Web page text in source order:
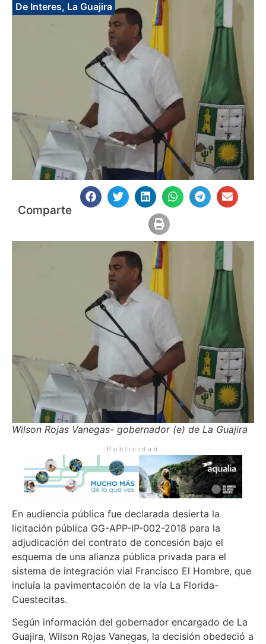
De Interes, La Guajira
Comparte
Wilson Rojas Vanegas- gobernador (e) de La Guajira
Publicidad
En audiencia pública fue declarada desierta la
licitación pública GG-APP-IP-002-2018 para la
adjudicación del contrato de concesión bajo el
esquema de una alianza pública privada para el
sistema de integración vial Francisco El Hombre, que
incluía la pavimentacoión de la vía La Florida-
Cuestecitas.
Según información del gobernador encargado de La
Guajira, Wilson Rojas Vanegas, la decisión obedeció a